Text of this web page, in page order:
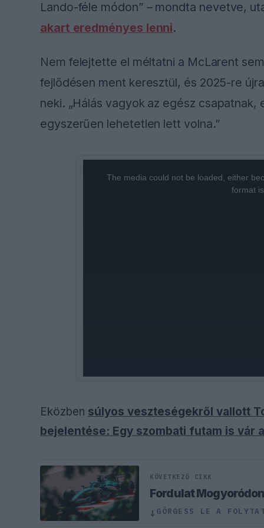
Lando-féle módon” – mondta nevetve,
akart eredményes lenni.
Nem felejtette el méltatni a McLarent
fejlődésen ment keresztül, és 2025-re
neki. „Hálás vagyok az egész
egyszerűen lehetetlen lett volna.”
The media could not be loaded, either
format
Eközben súlyos veszteségekről vallott
bejelentése: Egy szombati futam is vár
KÖVETKEZŐ CIKK
Fordulat
↓ GÖRGESS LE A